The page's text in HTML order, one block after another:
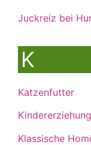
Juckreiz bei
K
Katzenfutter
Kindererziehung
Klassische